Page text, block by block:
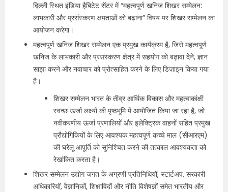
दिल्ली स्थित इंडिया हैबिटेट सेंटर में “महत्वपूर्ण खनिज शिखर सम्मेलन:
लाभकारी और प्रसंस्करण क्षमताओं को बढ़ाना” विषय पर शिखर सम्मेलन का
आयोजन करेगा।
महत्वपूर्ण खनिज शिखर सम्मेलन एक प्रमुख कार्यक्रम है, जिसे महत्वपूर्ण
खनिज के लाभकारी और प्रसंस्करण क्षेत्र में सहयोग को बढ़ावा देने, ज्ञान
साझा करने और नवाचार को प्रोत्साहित करने के लिए डिज़ाइन किया गया
है।
शिखर सम्मेलन भारत के तीव्र आर्थिक विकास और महत्वाकांक्षी
स्वच्छ ऊर्जा लक्ष्यों की पृष्ठभूमि में आयोजित किया जा रहा है, जो
नवीकरणीय ऊर्जा प्रणालियों और इलेक्ट्रिक वाहनों सहित प्रमुख
प्रौद्योगिकियों के लिए आवश्यक महत्वपूर्ण कच्चे माल (सीआरएम)
की घरेलू आपूर्ति को सुनिश्चित करने की तत्काल आवश्यकता को
रेखांकित करता है।
शिखर सम्मेलन उद्योग जगत के अग्रणी प्रतिनिधियों, स्टार्टअप, सरकारी
अधिकारियों, वैज्ञानिकों, शिक्षाविदों और नीति विशेषज्ञों समेत भारतीय और